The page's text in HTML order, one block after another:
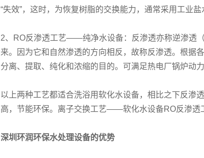
“失效”，这时，为恢复树脂的交换能力，通常采用工业盐
2、RO反渗透工艺——纯净水设备：反渗透亦称逆渗透
来。因为它和自然渗透的方向相反，故称反渗透。根据
分离、提取、纯化和浓缩的目的。可满足热电厂锅炉动力
以上两种工艺都适合洗浴用软化水设备，相比之下反
高，节能环保。离子交换工艺——软化水设备RO反渗
深圳环润环保水处理设备的优势